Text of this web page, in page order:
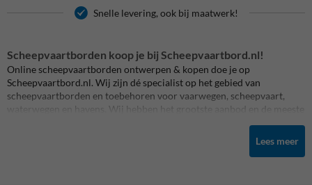
Snelle levering, ook bij maatwerk!
Scheepvaartborden koop je bij Scheepvaartbord.nl!
Online scheepvaartborden ontwerpen & kopen doe je op
Scheepvaartbord.nl. Wij zijn dé specialist op het gebied van
scheepvaartborden en toebehoren voor vaarwegen, scheepvaart,
waterwegen en havens. Wij hebben het grootste aanbod en de meeste
scherp geprijsd en snel geleverd. Scheepvaartbord.nl is een onderdeel
Lees meer